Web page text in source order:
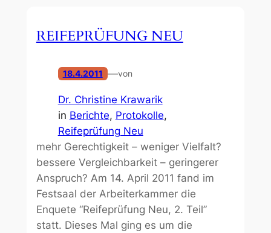
REIFEPRÜFUNG NEU
18.4.2011 —von
Dr. Christine Krawarik
in Berichte, Protokolle
Reifeprüfung Neu
mehr Gerechtigkeit – weniger Vielfalt?
bessere Vergleichbarkeit – geringerer
Anspruch? Am 14. April 2011 fand im
Festsaal der Arbeiterkammer die
Enquete “Reifeprüfung Neu, 2. Teil”
statt. Dieses Mal ging es um die